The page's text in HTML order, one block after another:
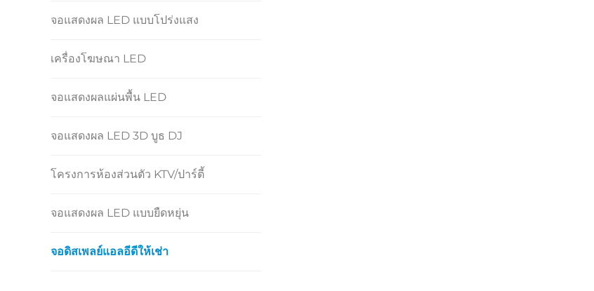
จอแสดงผล LED แบบโปร่งแสง
เครื่องโฆษณา LED
จอแสดงผลแผ่นพื้น LED
จอแสดงผล LED 3D บูธ DJ
โครงการห้องส่วนตัว KTV/ปาร์ตี้
จอแสดงผล LED แบบยืดหยุ่น
จอดิสเพลย์แอลอีดีให้เช่า